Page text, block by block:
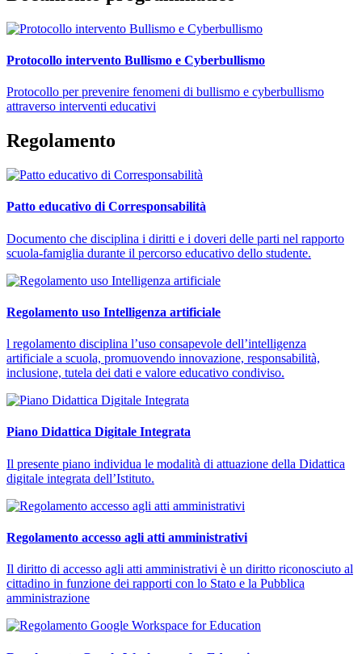
Protocollo intervento Bullismo e Cyberbullismo
Protocollo per prevenire fenomeni di bullismo e cyberbullismo
attraverso interventi educativi
Regolamento
Patto educativo di Corresponsabilità
Documento che disciplina i diritti e i doveri delle parti nel rapporto
scuola-famiglia durante il percorso educativo dello studente.
Regolamento uso Intelligenza artificiale
l regolamento disciplina l’uso consapevole dell’intelligenza
artificiale a scuola, promuovendo innovazione, responsabilità,
inclusione, tutela dei dati e valore educativo condiviso.
Piano Didattica Digitale Integrata
Il presente piano individua le modalità di attuazione della Didattica
digitale integrata dell’Istituto.
Regolamento accesso agli atti amministrativi
Il diritto di accesso agli atti amministrativi è un diritto riconosciuto al
cittadino in funzione dei rapporti con lo Stato e la Pubblica
amministrazione